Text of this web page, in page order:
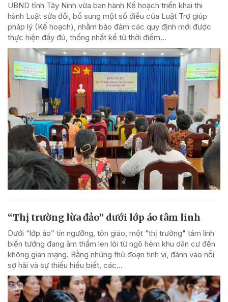
UBND tỉnh Tây Ninh vừa ban hành Kế hoạch triển khai thi
hành Luật sửa đổi, bổ sung một số điều của Luật Trợ giúp
pháp lý (Kế hoạch), nhằm bảo đảm các quy định mới được
thực hiện đầy đủ, thống nhất kể từ thời điểm...
“Thị trường lừa đảo” dưới lớp áo tâm linh
Dưới “lớp áo” tín ngưỡng, tôn giáo, một "thị trường" tâm linh
biến tướng đang âm thầm len lỏi từ ngõ hẻm khu dân cư đến
không gian mạng. Bằng những thủ đoạn tinh vi, đánh vào nỗi
sợ hãi và sự thiếu hiểu biết, các...